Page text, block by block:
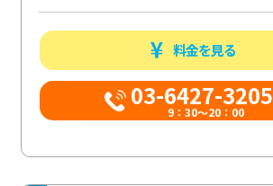
料金を見る
03-6427-3205
9：30～20：00